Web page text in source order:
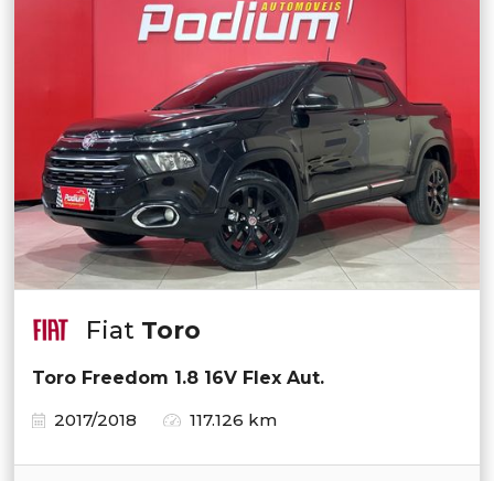
Fiat Toro
Toro Freedom 1.8 16V Flex Aut.
2017/2018
117.126 km